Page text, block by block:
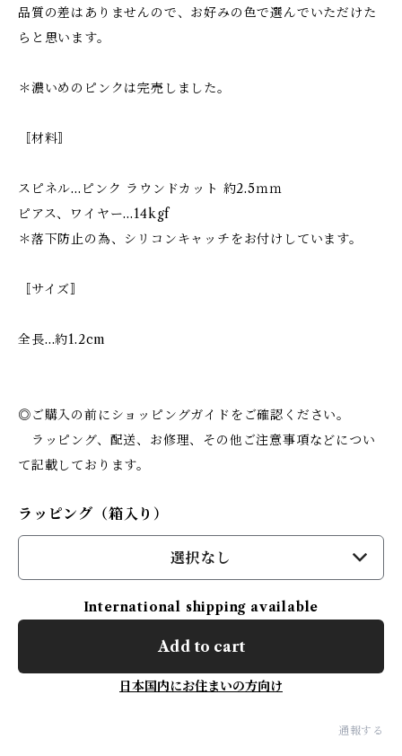
品質の差はありませんので、お好みの色で選んでいただけた
らと思います。
＊濃いめのピンクは完売しました。
〚材料〛
スピネル…ピンク ラウンドカット 約2.5ｍｍ
ピアス、ワイヤー…14kgf
＊落下防止の為、シリコンキャッチをお付けしています。
〚サイズ〛
全長…約1.2cm
◎ご購入の前にショッピングガイドをご確認ください。
ラッピング、配送、お修理、その他ご注意事項などについ
て記載しております。
ラッピング（箱入り）
選択なし
International shipping available
Add to cart
日本国内にお住まいの方向け
通報する